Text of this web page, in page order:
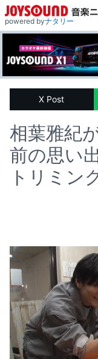
powered byナタリー
X Post
相葉雅紀
前の思い
トリミン